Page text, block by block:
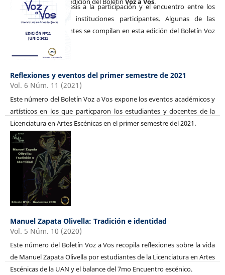
Dando especial énfasis a la participación y el encuentro entre los
estudiantes de las instituciones participantes. Algunas de las
ponencias participantes se compilan en esta edición del Boletín Voz
Reflexiones y eventos del primer semestre de 2021
Vol. 6 Núm. 11 (2021)
Este número del Boletín Voz a Vos expone los eventos académicos y
artísticos en los que particparon los estudiantes y docentes de la
Licenciatura en Artes Escénicas en el primer semestre del 2021.
Manuel Zapata Olivella: Tradición e identidad
Vol. 5 Núm. 10 (2020)
Este número del Boletín Voz a Vos recopila reflexiones sobre la vida
de Manuel Zapata Olivella por estudiantes de la Licenciatura en Artes
Escénicas de la UAN y el balance del 7mo Encuentro escénico.